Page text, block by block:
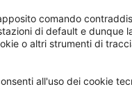
comando
di default e dunque
o altri strumenti di
all'uso dei cookie